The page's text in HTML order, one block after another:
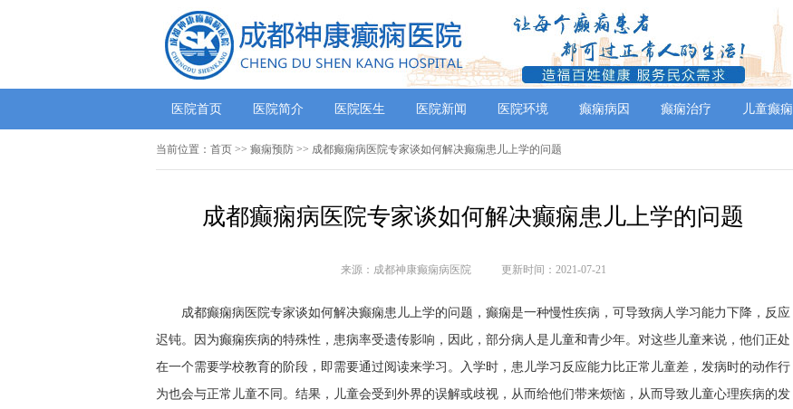
医院首页 医院简介 医院医生 医院新闻 医院环境 癫痫病因 癫痫治疗 儿童癫痫
当前位置： 首页 >> 癫痫预防 >> 成都癫痫病医院专家谈如何解决癫痫患儿上学的问题
成都癫痫病医院专家谈如何解决癫痫患儿上学的问题
来源：成都神康癫痫病医院 更新时间：2021-07-21
成都癫痫病医院专家谈如何解决癫痫患儿上学的问题，癫痫是一种慢性疾病，可导致病人学习能力下降，反应
迟钝。因为癫痫疾病的特殊性，患病率受遗传影响，因此，部分病人是儿童和青少年。对这些儿童来说，他们正处
在一个需要学校教育的阶段，即需要通过阅读来学习。入学时，患儿学习反应能力比正常儿童差，发病时的动作行
为也会与正常儿童不同。结果，儿童会受到外界的误解或歧视，从而给他们带来烦恼，从而导致儿童心理疾病的发